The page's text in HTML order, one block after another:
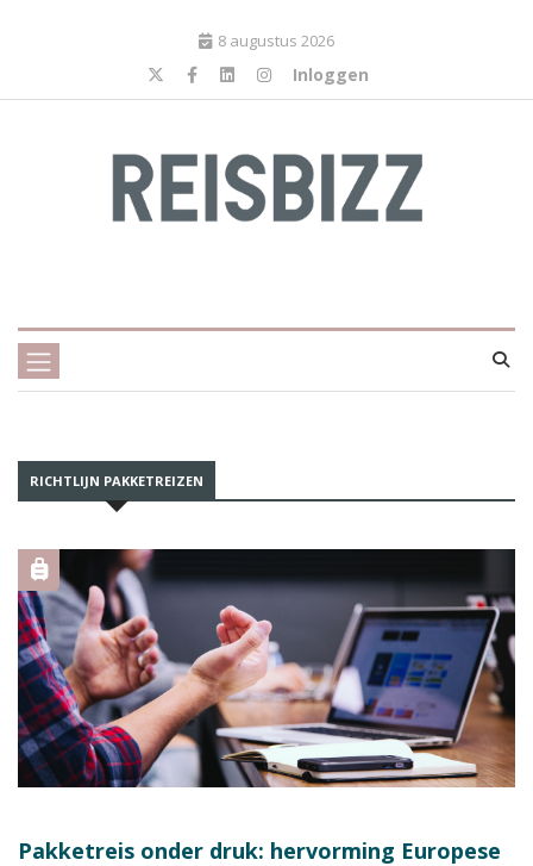
8 augustus 2026
Inloggen
RICHTLIJN PAKKETREIZEN
Pakketreis onder druk: hervorming Europese